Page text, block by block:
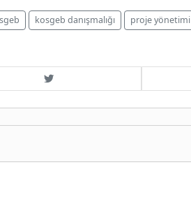
kosgeb danışmalığı proje yönetimi